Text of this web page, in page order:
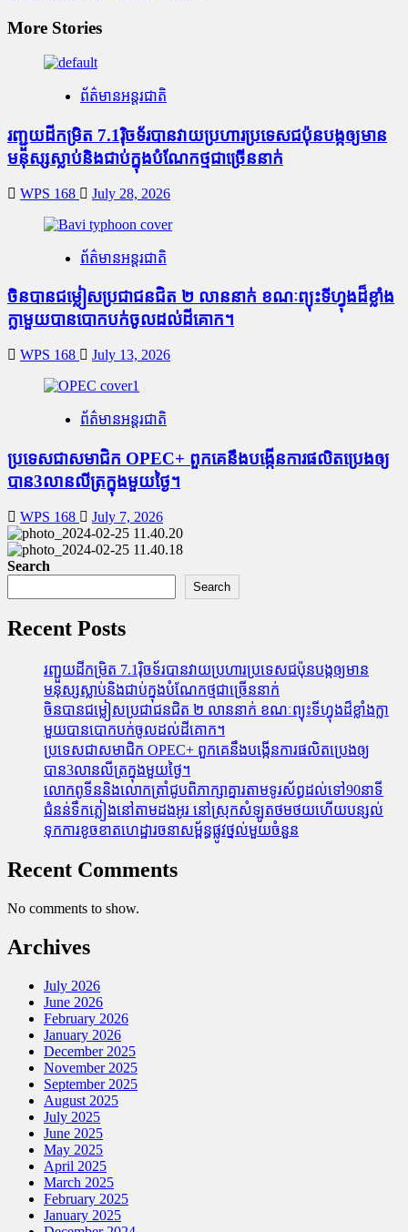
More Stories
ព័ត៌មានអន្តរជាតិ
រញ្ជួយដីកម្រិត​ 7.1រ៉ិចទ័របានវាយប្រហារប្រទេសជប៉ុនបង្កឲ្យមាន
មនុស្សស្លាប់​និង​ជាប់ក្នុងបំណែកថ្មជាច្រើននាក់
WPS 168 July 28, 2026
ព័ត៌មានអន្តរជាតិ
ចិនបានជម្លៀសប្រជាជនជិត ២ លាននាក់ ខណៈព្យុះទីហ្វុងដ៏ខ្លាំង
ក្លាមួយបានបោកបក់ចូលដល់ដីគោក។
WPS 168 July 13, 2026
ព័ត៌មានអន្តរជាតិ
ប្រទេសជាសមាជិក OPEC+​ ពួកគេនឹងបង្កើនការផលិតប្រេងឲ្យ
បាន3លានលីត្រក្នុងមួយថ្ងៃ។
WPS 168 July 7, 2026
Search
Search
Recent Posts
រញ្ជួយដីកម្រិត​ 7.1រ៉ិចទ័របានវាយប្រហារប្រទេសជប៉ុនបង្កឲ្យមាន
មនុស្សស្លាប់​និង​ជាប់ក្នុងបំណែកថ្មជាច្រើននាក់
ចិនបានជម្លៀសប្រជាជនជិត ២ លាននាក់ ខណៈព្យុះទីហ្វុងដ៏ខ្លាំងក្លា
មួយបានបោកបក់ចូលដល់ដីគោក។
ប្រទេសជាសមាជិក OPEC+​ ពួកគេនឹងបង្កើនការផលិតប្រេងឲ្យ
បាន3លានលីត្រក្នុងមួយថ្ងៃ។
លោកពូទីននិងលោកត្រាំជូបពិភាក្សាគ្នារតាមទូរស័ព្ធដល់ទៅ90នាទី
ជំនន់​ទឹកភ្លៀង​នៅ​តាម​ដងអូរ​ នៅ​ស្រុក​សំឡូត​ថមថយ​ហើយ​បន្សល់​
ទុក​ការ​ខូចខាត​ហេដ្ឋារចនាសម្ព័ន្ធ​ផ្លូវថ្នល់​មួយ​ចំនួន
Recent Comments
No comments to show.
Archives
July 2026
June 2026
February 2026
January 2026
December 2025
November 2025
September 2025
August 2025
July 2025
June 2025
May 2025
April 2025
March 2025
February 2025
January 2025